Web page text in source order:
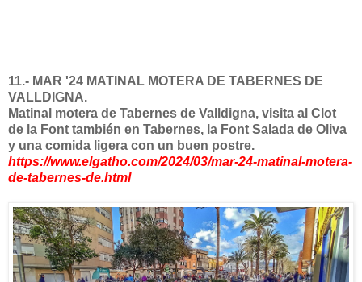
11.- MAR '24 MATINAL MOTERA DE TABERNES DE
VALLDIGNA.
Matinal motera de Tabernes de Valldigna, visita al Clot
de la Font también en Tabernes, la Font Salada de Oliva
y una comida ligera con un buen postre.
https://www.elgatho.com/2024/03/mar-24-matinal-motera-
de-tabernes-de.html